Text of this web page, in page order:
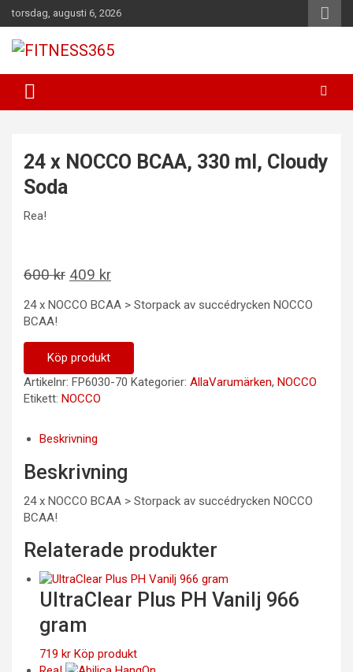
Hoppa
till
innehåll
torsdag, augusti 6, 2026
FITNESS365
24 x NOCCO BCAA, 330 ml, Cloudy
Soda
Rea!
600kr Det
600 kr.
409 krDet
24 x NOCCO BCAA > Storpack av succédrycken NOCCO
BCAA!
Köp produkt
Artikelnr: FP6030-70 Kategorier: AllaVarumärken, NOCCO
Etikett: NOCCO
Beskrivning
Beskrivning
24 x NOCCO BCAA > Storpack av succédrycken NOCCO
BCAA!
Relaterade produkter
UltraClear Plus PH Vanilj 966
gram
719 kr Köp produkt